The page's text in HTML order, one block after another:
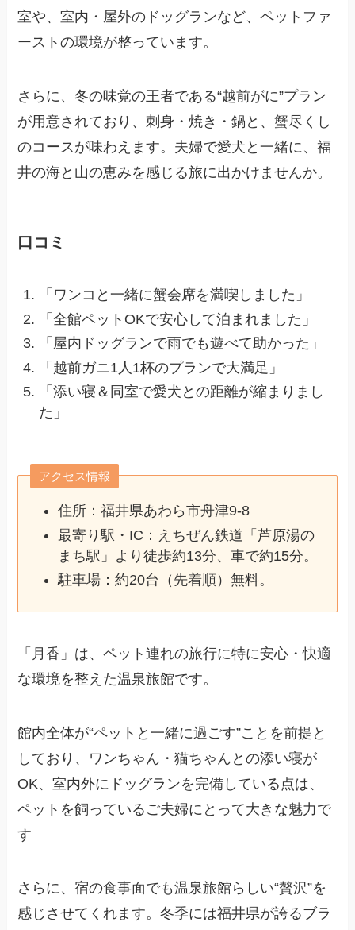
室や、室内・屋外のドッグランなど、ペットファ
ーストの環境が整っています。
さらに、冬の味覚の王者である“越前がに”プラン
が用意されており、刺身・焼き・鍋と、蟹尽くし
のコースが味わえます。夫婦で愛犬と一緒に、福
井の海と山の恵みを感じる旅に出かけませんか。
口コミ
「ワンコと一緒に蟹会席を満喫しました」
「全館ペットOKで安心して泊まれました」
「屋内ドッグランで雨でも遊べて助かった」
「越前ガニ1人1杯のプランで大満足」
「添い寝＆同室で愛犬との距離が縮まりまし
た」
アクセス情報
住所：福井県あわら市舟津9‑8
最寄り駅・IC：えちぜん鉄道「芦原湯の
まち駅」より徒歩約13分、車で約15分。
駐車場：約20台（先着順）無料。
「月香」は、ペット連れの旅行に特に安心・快適
な環境を整えた温泉旅館です。
館内全体が“ペットと一緒に過ごす”ことを前提と
しており、ワンちゃん・猫ちゃんとの添い寝が
OK、室内外にドッグランを完備している点は、
ペットを飼っているご夫婦にとって大きな魅力で
す
さらに、宿の食事面でも温泉旅館らしい“贅沢”を
感じさせてくれます。冬季には福井県が誇るブラ